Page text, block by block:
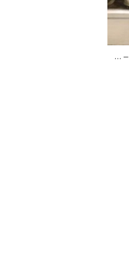
پیشگو – خولیو رومرو دتورس